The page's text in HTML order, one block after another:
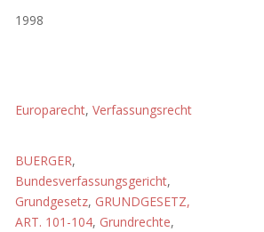
1998
Europarecht, Verfassungsrecht
BUERGER,
Bundesverfassungsgericht,
Grundgesetz, GRUNDGESETZ,
ART. 101-104, Grundrechte,